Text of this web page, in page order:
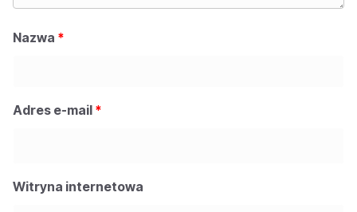
Nazwa *
Adres e-mail *
Witryna internetowa